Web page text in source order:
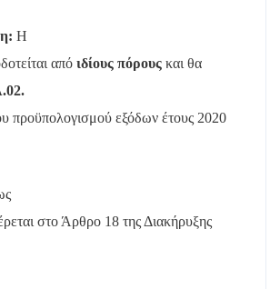
Η
από ιδίους πόρους και θα
προϋπολογισμού εξόδων έτους 2020
στο Άρθρο 18 της Διακήρυξης